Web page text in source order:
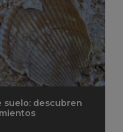
suelo: descubren